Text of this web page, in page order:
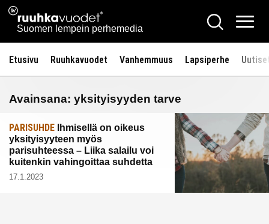
Siirry
sisältöön
Ruuhkavuodet.fi
Suomen lempein perhemedia
Hae
Etusivu Ruuhkavuodet Vanhemmuus Lapsiperhe
Avainsana: yksityisyyden tarve
PARISUHDE Ihmisellä on oikeus
yksityisyyteen myös
parisuhteessa – Liika salailu voi
kuitenkin vahingoittaa suhdetta
17.1.2023